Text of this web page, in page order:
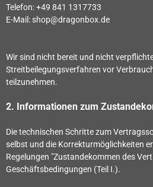
Telefon: +49 841 1317733
E-Mail: shop@dragonbox.de
Wir sind nicht bereit und nicht
Streitbeilegungsverfahren vor
teilzunehmen.
2. Informationen zum
Die technischen Schritte zum
selbst und die Korrekturmöglichkeiten
Regelungen "Zustandekommen des
Geschäftsbedingungen (Teil I.).